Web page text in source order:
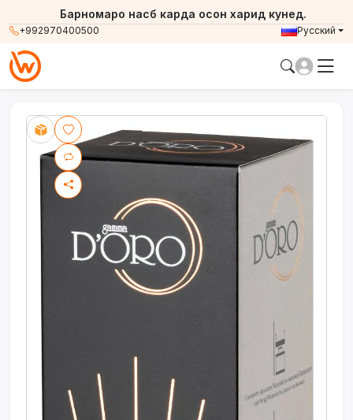
+992970400500
Барномаро насб карда осон харид кунед.
Русский